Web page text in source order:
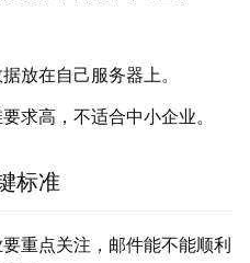
放在自己服务器上。
求高，不适合中小企业。
标准
要重点关注，邮件能不能顺利